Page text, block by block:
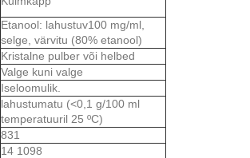
Etanool: lahustuv100 mg/ml,
selge, värvitu (80% etanool)
Kristalne pulber või helbed
Valge kuni valge
Iseloomulik.
lahustumatu (<0,1 g/100 ml
temperatuuril 25 ºC)
831
14 1098